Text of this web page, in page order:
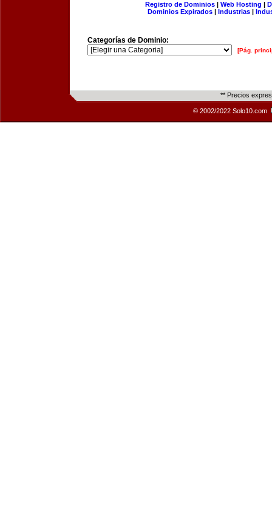
Registro de Dominios| Web Hosting |
Dominios Expirados | Industrias |
Categorías de Dominio:
[Pág.
** Precios
© 2002/2022 Solo10.com